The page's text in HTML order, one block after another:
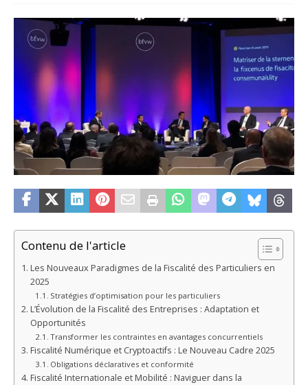
Contenu de l'article
Les Nouveaux Paradigmes de la Fiscalité des Particuliers en
2025
Stratégies d’optimisation pour les particuliers
L’Évolution de la Fiscalité des Entreprises : Adaptation et
Opportunités
Transformer les contraintes en avantages concurrentiels
Fiscalité Numérique et Cryptoactifs : Le Nouveau Cadre 2025
Obligations déclaratives et conformité
Fiscalité Internationale et Mobilité : Naviguer dans la